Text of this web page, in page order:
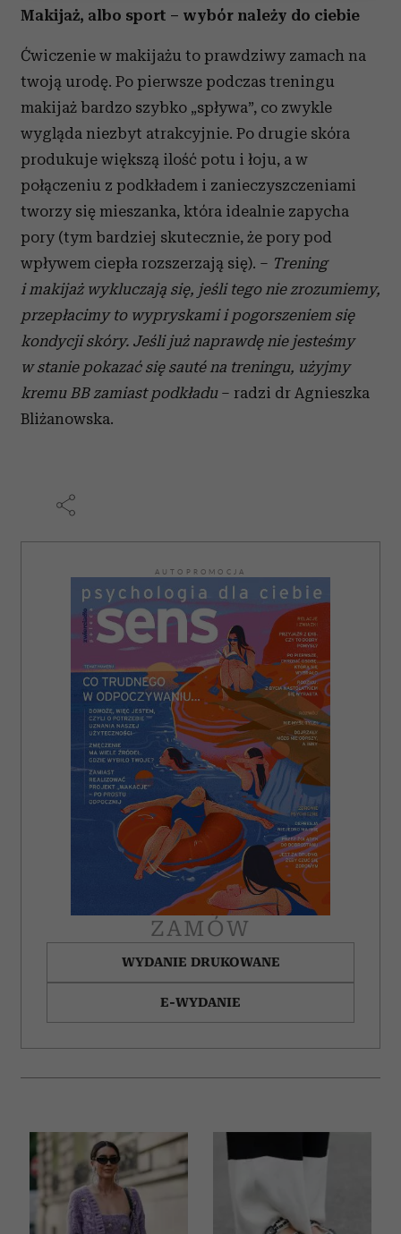
Wykorzystujemy pliki cookie do spersonalizowania treści
analizować ruch w naszej witrynie. Informacje o tym, jak
korzystasz z naszej witryny, udostępniamy partnerom
Partnerzy mogą połączyć te informacje z innymi danymi
otrzymanymi od Ciebie lub uzyskanymi podczas
korzystania z ich usług.
Makijaż, albo sport – wybór należy do ciebie
Ćwiczenie w makijażu to prawdziwy zamach na
twoją urodę. Po pierwsze podczas treningu
makijaż bardzo szybko „spływa”, co zwykle
wygląda niezbyt atrakcyjnie. Po drugie skóra
produkuje większą ilość potu i łoju, a w
połączeniu z podkładem i zanieczyszczeniami
tworzy się mieszanka, która idealnie zapycha
pory (tym bardziej skutecznie, że pory pod
wpływem ciepła rozszerzają się). – Trening
i makijaż wykluczają się, jeśli tego nie zrozumiemy,
przepłacimy to wypryskami i pogorszeniem się
kondycji skóry. Jeśli już naprawdę nie jesteśmy
w stanie pokazać się sauté na treningu, użyjmy
kremu BB zamiast podkładu– radzi dr Agnieszka
Bliżanowska.
AUTOPROMOCJA
ZAMÓW
WYDANIE DRUKOWANE
E-WYDANIE